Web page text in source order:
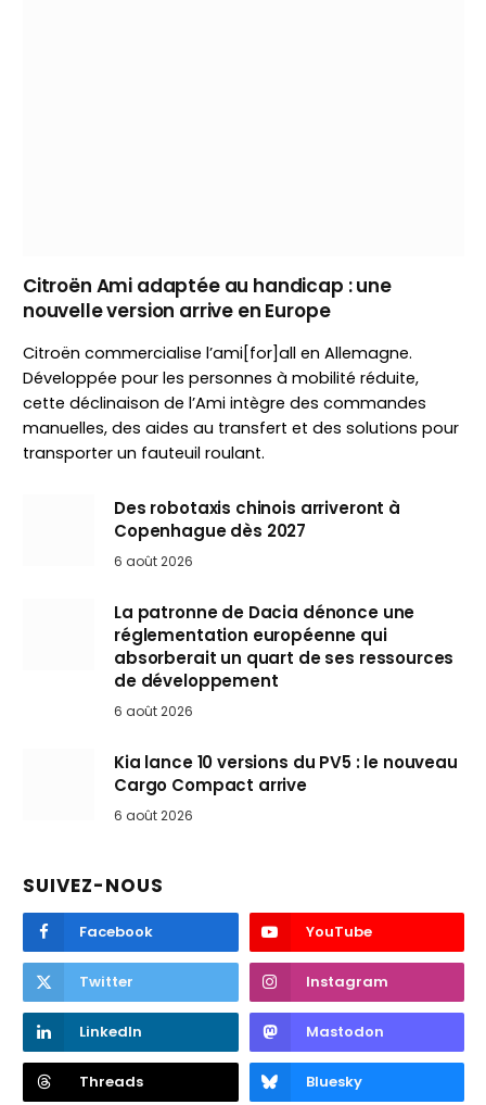
Citroën Ami adaptée au handicap : une
nouvelle version arrive en Europe
Citroën commercialise l’ami[for]all en Allemagne.
Développée pour les personnes à mobilité réduite,
cette déclinaison de l’Ami intègre des commandes
manuelles, des aides au transfert et des solutions pour
transporter un fauteuil roulant.
Des robotaxis chinois arriveront à
Copenhague dès 2027
6 août 2026
La patronne de Dacia dénonce une
réglementation européenne qui
absorberait un quart de ses ressources
de développement
6 août 2026
Kia lance 10 versions du PV5 : le nouveau
Cargo Compact arrive
6 août 2026
SUIVEZ-NOUS
Facebook YouTube
Twitter Instagram
LinkedIn Mastodon
Threads Bluesky